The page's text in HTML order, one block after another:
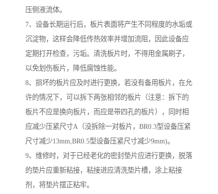
压侧液流体。
7、设备长期运行后，板片表面将产生不同程度的水垢或
沉淀物，这样会降低传热效率并增加流阻，因此设备应
定期打开检查，污垢。清洗板片时，不得用金属刷子，
以免划伤板片，降低腐蚀性能。
8、损坏的板片应及时进行更换，若没有备用板片，在允
许的情况下，可以拆下两张相邻的板片（注意：拆下的
板片不应是换向板片，而应是带四孔的板片），同时相
应减少压紧尺寸A（没拆除一对板片，BR0.3型设备压紧
尺寸减少13mm,BR0.5型设备压紧尺寸减少9mm)。
9、维修时，对于已经老化的密封垫片应进行更换，脱落
的垫片应重新粘接，粘接进应清洗垫片槽，涂上粘接
剂，将垫片摆正粘牢。